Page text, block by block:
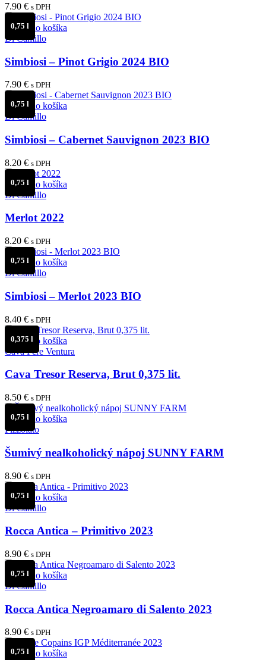
7.90 € s DPH
Pridať do košíka
Di Camillo
Simbiosi – Pinot Grigio 2024 BIO
7.90 € s DPH
0,75 l
Pridať do košíka
Di Camillo
Simbiosi – Cabernet Sauvignon 2023 BIO
8.20 € s DPH
0,75 l
Pridať do košíka
Di Camillo
Merlot 2022
8.20 € s DPH
0,75 l
Pridať do košíka
Di Camillo
Simbiosi – Merlot 2023 BIO
8.40 € s DPH
0,75 l
Pridať do košíka
Cava Pere Ventura
Cava Tresor Reserva, Brut 0,375 lit.
8.50 € s DPH
0,375 l
Pridať do košíka
Pizzolato
Šumivý nealkoholický nápoj SUNNY FARM
8.90 € s DPH
0,75 l
Pridať do košíka
Di Camillo
Rocca Antica – Primitivo 2023
8.90 € s DPH
0,75 l
Pridať do košíka
Di Camillo
Rocca Antica Negroamaro di Salento 2023
8.90 € s DPH
0,75 l
Pridať do košíka
0,75 l